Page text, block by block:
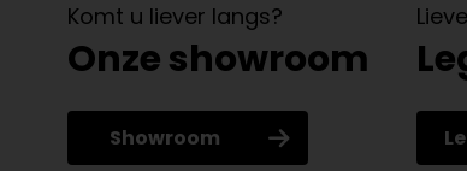
Komt u liever langs?
Onze showroom
Showroom